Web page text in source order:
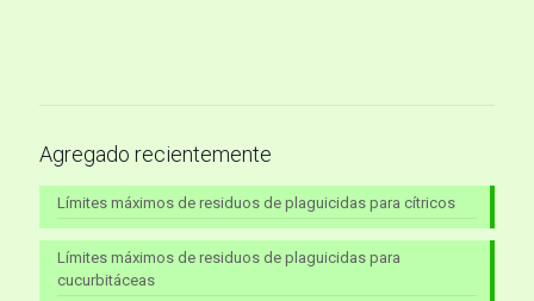
Agregado recientemente
Límites máximos de residuos de plaguicidas para cítricos
Límites máximos de residuos de plaguicidas para
cucurbitáceas